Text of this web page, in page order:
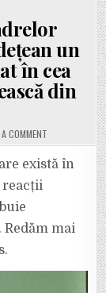
un
în cea
din
A COMMENTON
CE
A
TRIMIS
JUDEȚEAN
INTERNAT
există în
reacții
Redăm mai